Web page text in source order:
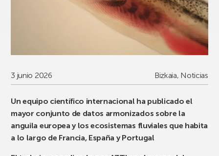
3 junio 2026 Bizkaia, Noticias
Un equipo científico internacional ha publicado el
mayor conjunto de datos armonizados sobre la
anguila europea y los ecosistemas fluviales que habita
a lo largo de Francia, España y Portugal